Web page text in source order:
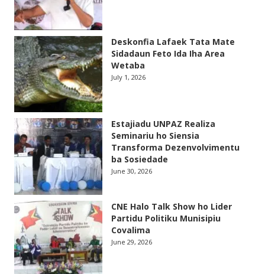
Deskonfia Lafaek Tata Mate
Sidadaun Feto Ida Iha Area
Wetaba
July 1, 2026
Estajiadu UNPAZ Realiza
Seminariu ho Siensia
Transforma Dezenvolvimentu
ba Sosiedade
June 30, 2026
CNE Halo Talk Show ho Lider
Partidu Politiku Munisipiu
Covalima
June 29, 2026